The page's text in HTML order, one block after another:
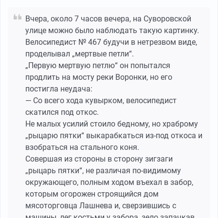
Вчера, около 7 часов вечера, на Суворовской
улице можно было наблюдать такую картинку.
Велосипедист № 467 будучи в нетрезвом виде,
проделывал „мертвые петли“.
„Первую мертвую петлю“ он попытался
продлить на мосту реки Воронки, но его
постигла неудача:
— Со всего хода кувырком, велосипедист
скатился под откос.
Не малых усилий стоило бедному, но храброму
„рыцарю пятки“ выкарабкаться из-под откоса и
взобраться на стального коня.
Совершая из стороны в сторону зигзаги
„рыцарь пятки“, не различая по-видимому
окружающего, полным ходом въехал в забор,
которым огорожен строящийся дом
мясоторговца Лашнева и, сверзившись с